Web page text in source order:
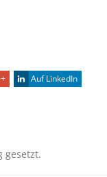
Auf LinkedIn
gesetzt.